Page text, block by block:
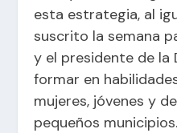
esta estrategia, al
suscrito la semana
y el presidente de la
formar en
mujeres, jóvenes y
pequeños